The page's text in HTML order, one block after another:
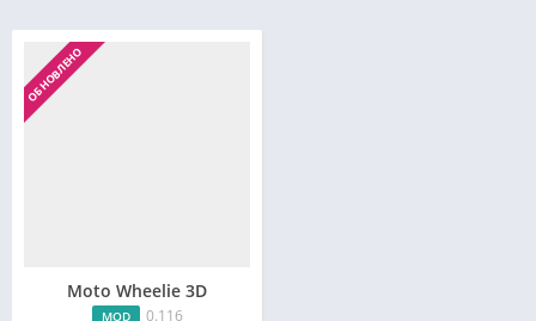
ОБНОВЛЕНО
Moto Wheelie 3D
MOD
0.116